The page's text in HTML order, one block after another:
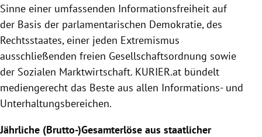
Sinne einer umfassenden Informationsfreiheit auf
der Basis der parlamentarischen Demokratie, des
Rechtsstaates, einer jeden Extremismus
ausschließenden freien Gesellschaftsordnung sowie
der Sozialen Marktwirtschaft. KURIER.at bündelt
mediengerecht das Beste aus allen Informations- und
Unterhaltungsbereichen.
Jährliche (Brutto-)Gesamterlöse aus staatlicher